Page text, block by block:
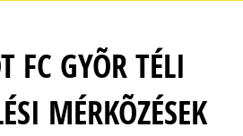
FC GYÕR TÉLI
MÉRKÕZÉSEK